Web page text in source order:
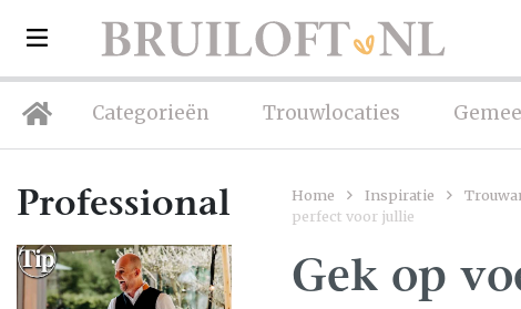
Categorieën Trouwlocaties
Professionals Home Inspiratie
perfect voor jullie
Gek op